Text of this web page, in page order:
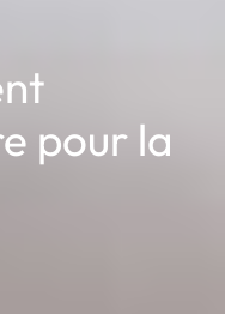
pour la